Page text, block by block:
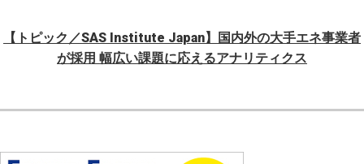
【トピック／SAS Institute Japan】国内外の大手エネ事業者
が採用 幅広い課題に応えるアナリティクス